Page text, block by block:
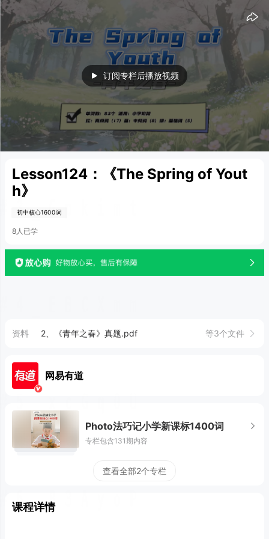
15
15
订阅专栏后播放视频
Lesson124：《The Spring of Yout
h》
初中核心1600词
8人已学
资料 2、《青年之春》真题.pdf 等3个文件
网易有道
Photo法巧记小学新课标1400词
专栏包含131期内容
查看全部2个专栏
课程详情